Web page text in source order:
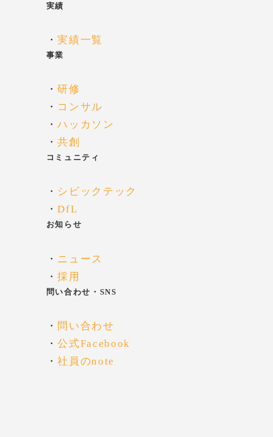
実績
・実績一覧
事業
・研修
・ コンサル
・ハッカソン
・共創
コミュニティ
・ シビックテック
・DfL
お知らせ
・ ニュース
・採用
問い合わせ・SNS
・ 問い合わせ
・公式Facebook
・社員のnote